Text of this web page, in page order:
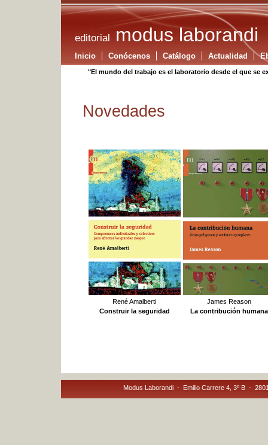
editorial modus laborandi
Inicio Conócenos Catálogo Actualidad
"El mundo del trabajo es el laboratorio desde el que se
Novedades
René Amalberti
James Reason
Construir la seguridad
La contribución humana
Modus Laborandi - Emilio Carrere 4, 3º B -